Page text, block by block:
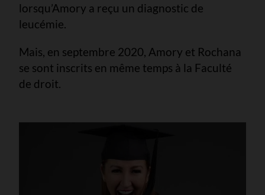
lorsqu’Amory a reçu un diagnostic de
leucémie.
Mais, en septembre 2020, Amory et Rochana
se sont inscrits en même temps à la Faculté
de droit.